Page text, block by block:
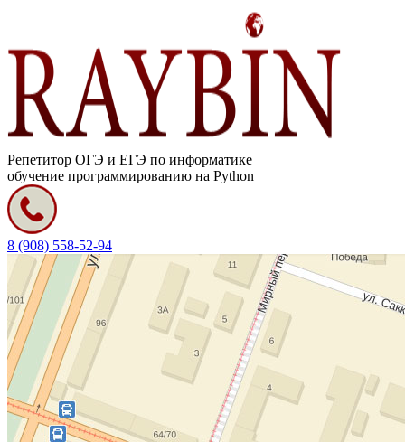
Репетитор ОГЭ и ЕГЭ по информатике
обучение программированию на Python
8 (908) 558-52-94